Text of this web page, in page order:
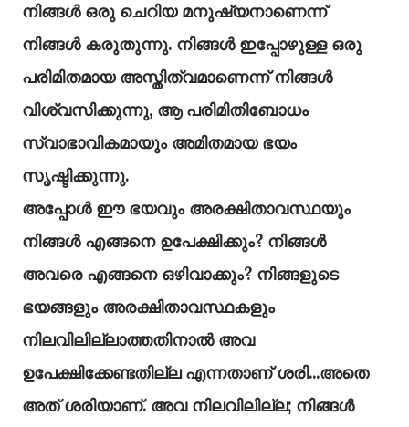
നിങ്ങൾ ഒരു ചെറിയ മനുഷ്യനാണെന്ന്
നിങ്ങൾ കരുതുന്നു. നിങ്ങൾ ഇപ്പോഴുള്ള ഒരു
പരിമിതമായ അസ്തിത്വമാണെന്ന് നിങ്ങൾ
വിശ്വസിക്കുന്നു, ആ പരിമിതിബോധം
സ്വാഭാവികമായും അമിതമായ ഭയം
സൃഷ്ടിക്കുന്നു.
അപ്പോൾ ഈ ഭയവും അരക്ഷിതാവസ്ഥയും
നിങ്ങൾ എങ്ങനെ ഉപേക്ഷിക്കും? നിങ്ങൾ
അവരെ എങ്ങനെ ഒഴിവാക്കും? നിങ്ങളുടെ
ഭയങ്ങളും അരക്ഷിതാവസ്ഥകളും
നിലവിലില്ലാത്തതിനാൽ അവ
ഉപേക്ഷിക്കേണ്ടതില്ല എന്നതാണ് ശരി...അതെ
അത് ശരിയാണ്. അവ നിലവിലില്ല; നിങ്ങൾ